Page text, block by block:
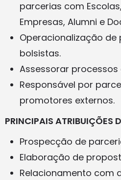
parcerias com
Empresas, Alumni e
Operacionalização de
bolsistas.
Assessorar
Responsável por
promotores externos.
PRINCIPAIS ATRIBUIÇÕES
Prospecção de
Elaboração de
Relacionamento com